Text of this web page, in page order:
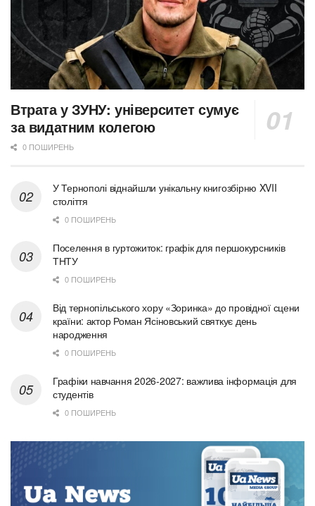
Втрата у ЗУНУ: університет сумує
за видатним колегою
0 ПОШИРЕНЬ
У Тернополі віднайшли унікальну книгозбірню XVII
століття
0 ПОШИРЕНЬ
Поселення в гуртожиток: графік для першокурсників
ТНТУ
0 ПОШИРЕНЬ
Від тернопільського хору «Зоринка» до провідної сцени
країни: актор Роман Ясіновський святкує день
народження
0 ПОШИРЕНЬ
Графіки навчання 2026-2027: важлива інформація для
студентів
0 ПОШИРЕНЬ